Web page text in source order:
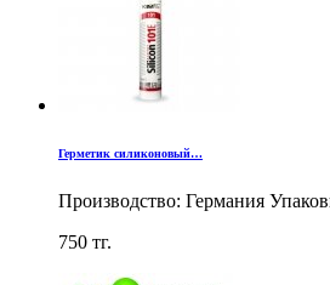
Герметик силиконовый…
Производство: Германия
750 тг.